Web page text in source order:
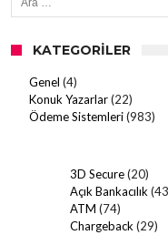
KATEGORILER
Genel (4)
Konuk Yazarlar(22)
Ödeme Sistemleri(983)
3D Secure(20)
Açık Bankacılık
ATM (74)
Chargeback (29)